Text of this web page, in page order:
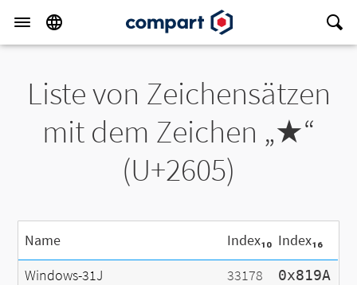
Liste von Zeichensätzen
mit dem Zeichen „★“
(U+2605)
Name Index₁₀ Index₁₆
Windows-31J
33178 0x819A